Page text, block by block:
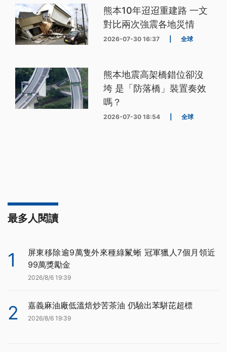
熊本10年迢迢重建路 一文
對比兩次強震各地災情
2026-07-30 16:37 全球
熊本地震高架橋錯位卻沒
垮 是「防落橋」裝置奏效
嗎？
2026-07-30 18:54 全球
最多人閱讀
1
屏東移除逾9萬隻外來種綠鬣蜥 冠軍獵人7個月領近
99萬獎勵金
2026/8/6 19:39
2 嘉義麻油廠低溫焙炒苦茶油 仍驗出苯駢芘超標
2026/8/6 19:39